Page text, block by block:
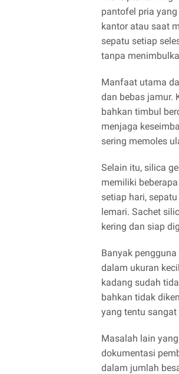
pantofel pria
kantor atau saat
sepatu setiap
tanpa
Manfaat utama
dan bebas jamur.
bahkan timbul
menjaga
sering memoles
Selain itu, silica
memiliki
setiap hari,
lemari. Sachet
kering dan siap
Banyak
dalam ukuran
kadang sudah
bahkan tidak
yang tentu
Masalah lain
dokumentasi
dalam jumlah